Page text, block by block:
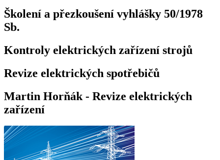
Školení a přezkoušení vyhlášky 50/1978
Sb.
Kontroly elektrických zařízení strojů
Revize elektrických spotřebičů
Martin Horňák - Revize elektrických
zařízení